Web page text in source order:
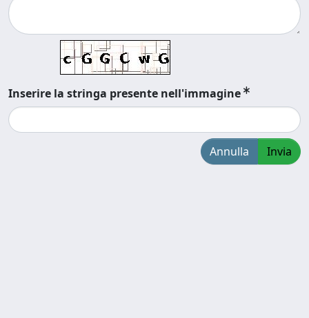
Inserire la stringa presente nell'immagine
Annulla Invia